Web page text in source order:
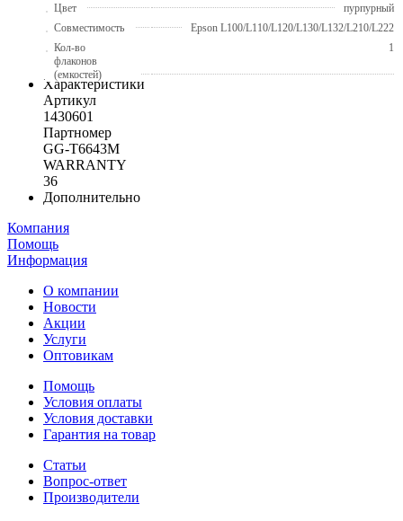
Цвет
пурпурный
Совместимость
Epson L100/L110/L120/L130/L132/L210/L222
Кол-во
флаконов
(емкостей)
1
Характеристики
Артикул
1430601
Партномер
GG-T6643M
WARRANTY
36
Дополнительно
Компания
Помощь
Информация
О компании
Новости
Акции
Услуги
Оптовикам
Помощь
Условия оплаты
Условия доставки
Гарантия на товар
Статьи
Вопрос-ответ
Производители